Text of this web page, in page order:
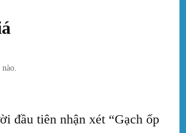
đầu tiên nhận xét “Gạch ốp